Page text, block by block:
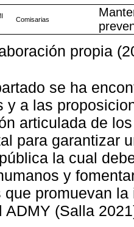
Comisarias
propia
se ha
y a las
articulada de
para garantizar
la cual
y
que promuevan
ADMY (Salla